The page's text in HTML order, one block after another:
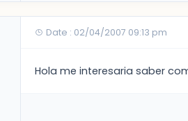
Date : 02/04/2007 09:13 pm
Hola me interesaria saber